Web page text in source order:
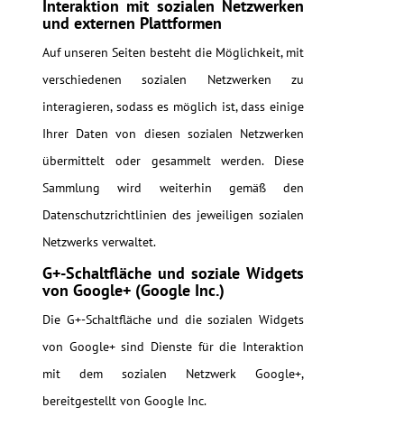
Interaktion mit sozialen Netzwerken
und externen Plattformen
Auf unseren Seiten besteht die Möglichkeit, mit
verschiedenen sozialen Netzwerken zu
interagieren, sodass es möglich ist, dass einige
Ihrer Daten von diesen sozialen Netzwerken
übermittelt oder gesammelt werden. Diese
Sammlung wird weiterhin gemäß den
Datenschutzrichtlinien des jeweiligen sozialen
Netzwerks verwaltet.
G+-Schaltfläche und soziale Widgets
von Google+ (Google Inc.)
Die G+-Schaltfläche und die sozialen Widgets
von Google+ sind Dienste für die Interaktion
mit dem sozialen Netzwerk Google+,
bereitgestellt von Google Inc.